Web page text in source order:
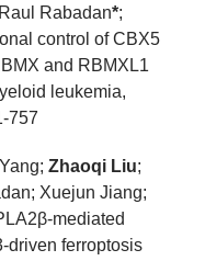
Rabadan*;
control of CBX5
and RBMXL1
leukemia,
757
Zhaoqi Liu;
Xuejun Jiang;
mediated
driven ferroptosis